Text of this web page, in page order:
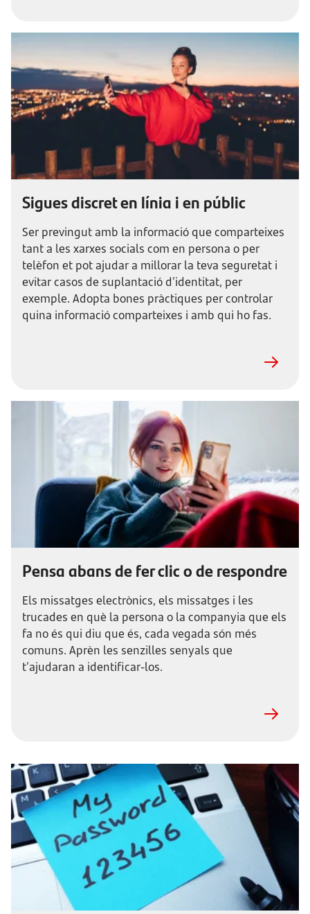
Sigues discret en línia i en públic
Ser previngut amb la informació que comparteixes
tant a les xarxes socials com en persona o per
telèfon et pot ajudar a millorar la teva seguretat i
evitar casos de suplantació d’identitat, per
exemple. Adopta bones pràctiques per controlar
quina informació comparteixes i amb qui ho fas.
Pensa abans de fer clic o de respondre
Els missatges electrònics, els missatges i les
trucades en què la persona o la companyia que els
fa no és qui diu que és, cada vegada són més
comuns. Aprèn les senzilles senyals que
t’ajudaran a identificar-los.